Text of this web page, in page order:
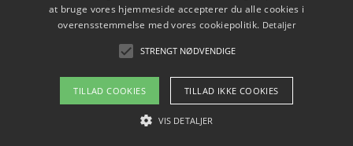
Om / kontakt
Blog Betingelser
at bruge vores hjemmeside accepterer du alle cookies i
overensstemmelse med vores cookiepolitik. Detaljer
STRENGT NØDVENDIGE
TILLAD COOKIES TILLAD IKKE COOKIES
VIS DETALJER